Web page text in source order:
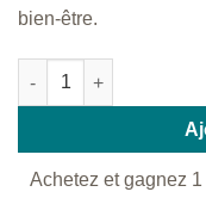
bien-être.
quantité de Trousse
Achetez et gagnez 1